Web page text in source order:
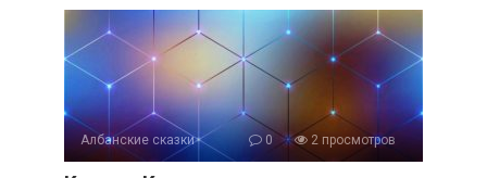
Албанские сказки 0 2 просмотров